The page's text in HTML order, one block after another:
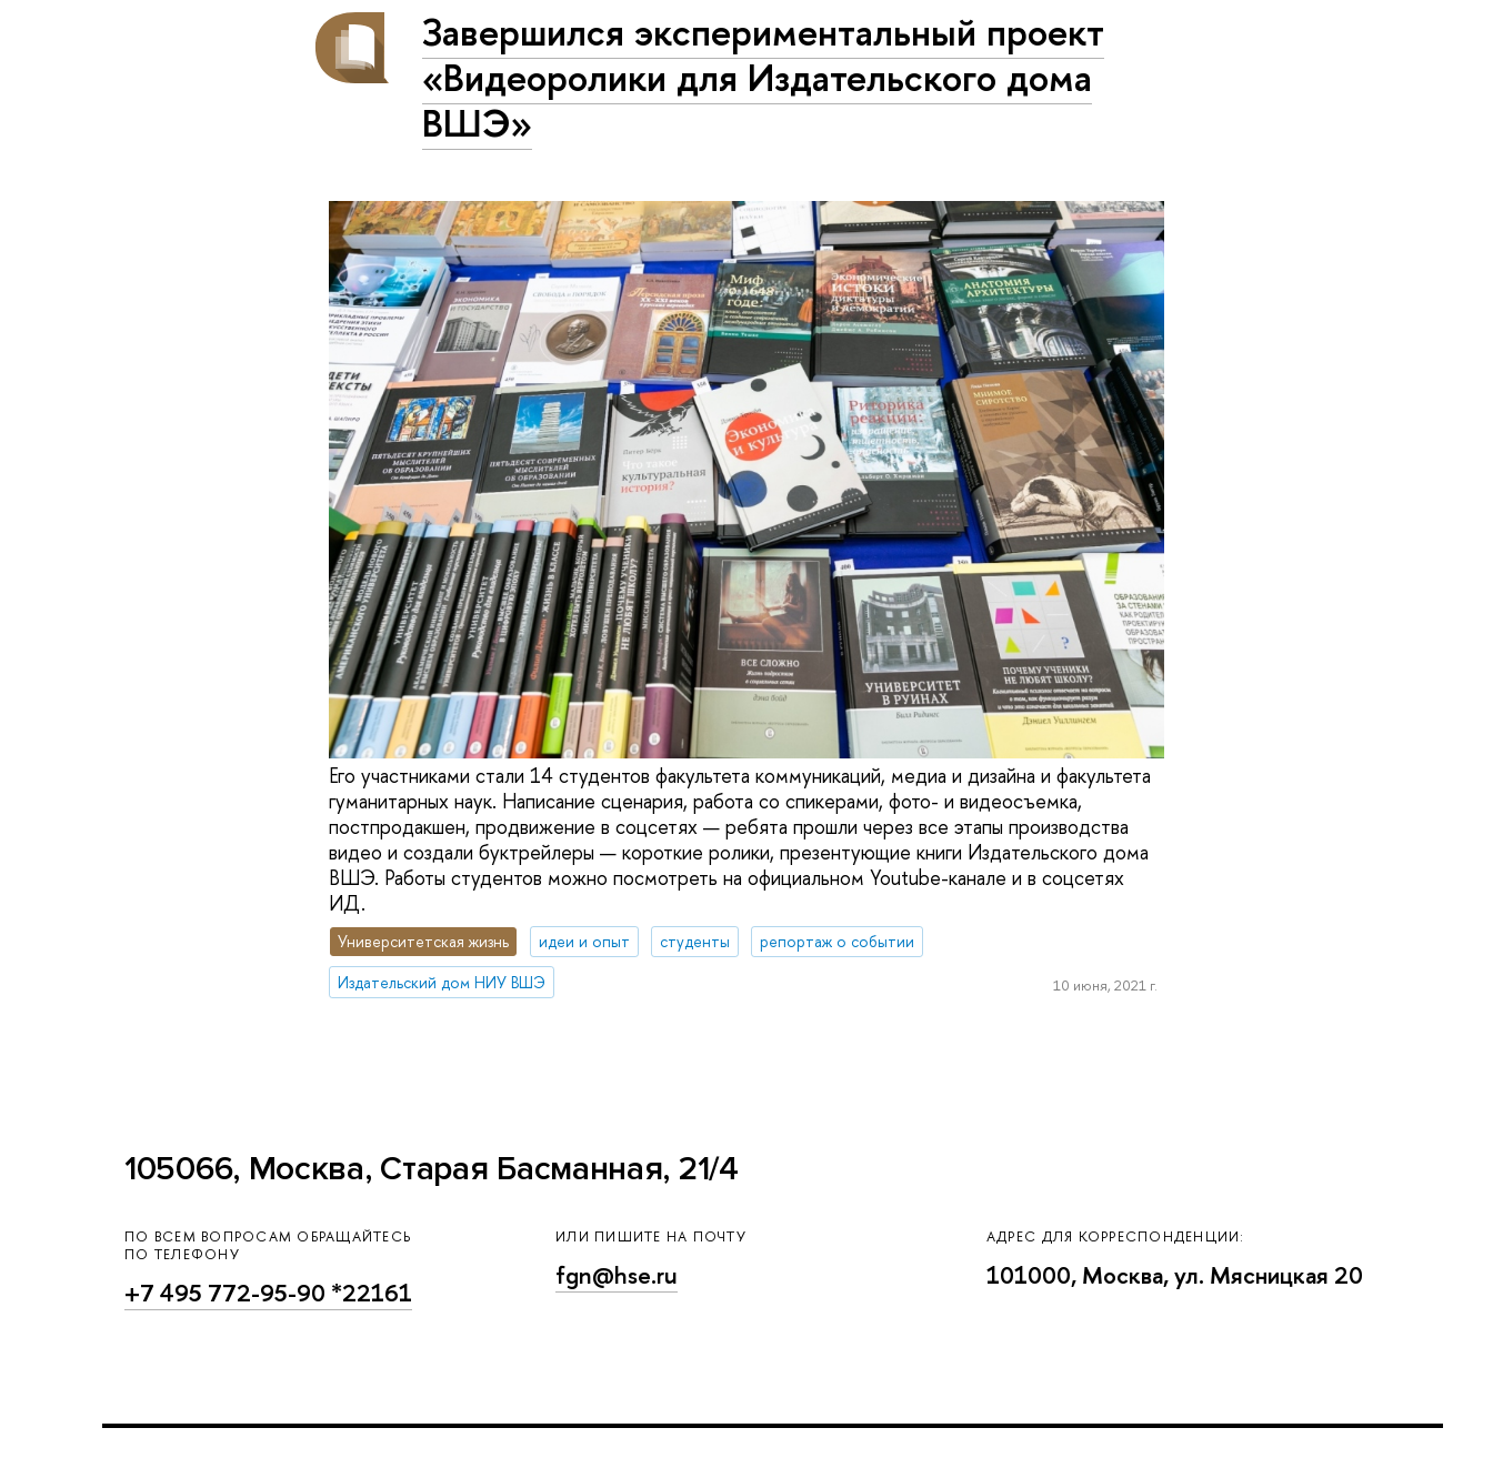
Завершился экспериментальный проект
«Видеоролики для Издательского дома
ВШЭ»
Его участниками стали 14 студентов факультета коммуникаций, медиа и дизайна и факультета
гуманитарных наук. Написание сценария, работа со спикерами, фото- и видеосъемка,
постпродакшен, продвижение в соцсетях — ребята прошли через все этапы производства
видео и создали буктрейлеры — короткие ролики, презентующие книги Издательского дома
ВШЭ. Работы студентов можно посмотреть на официальном Youtube-канале и в соцсетях
ИД.
Университетская жизнь идеи и опыт студенты
репортаж о событии
Издательский дом НИУ ВШЭ
10 июня, 2021 г.
105066, Москва, Старая Басманная, 21/4
ПО ВСЕМ ВОПРОСАМ ОБРАЩАЙТЕСЬ
ПО ТЕЛЕФОНУ
+7 495 772-95-90 *22161
ИЛИ ПИШИТЕ НА ПОЧТУ
fgn@hse.ru
АДРЕС ДЛЯ КОРРЕСПОНДЕНЦИИ:
101000, Москва, ул. Мясницкая 20